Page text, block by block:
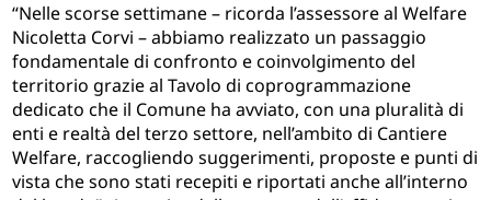
“Nelle scorse settimane – ricorda l’assessore al Welfare
Nicoletta Corvi – abbiamo realizzato un passaggio
fondamentale di confronto e coinvolgimento del
territorio grazie al Tavolo di coprogrammazione
dedicato che il Comune ha avviato, con una pluralità di
enti e realtà del terzo settore, nell’ambito di Cantiere
Welfare, raccogliendo suggerimenti, proposte e punti di
vista che sono stati recepiti e riportati anche all’interno